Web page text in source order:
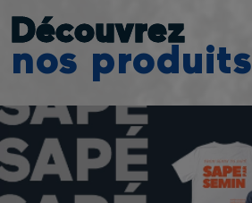
Découvrez
nos produits